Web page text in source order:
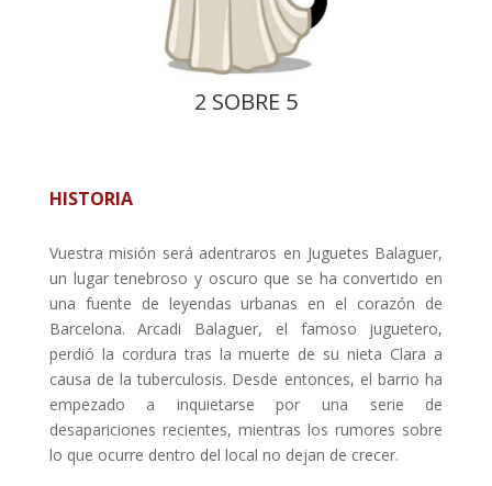
2 SOBRE 5
HISTORIA
Vuestra misión será adentraros en Juguetes Balaguer,
un lugar tenebroso y oscuro que se ha convertido en
una fuente de leyendas urbanas en el corazón de
Barcelona. Arcadi Balaguer, el famoso juguetero,
perdió la cordura tras la muerte de su nieta Clara a
causa de la tuberculosis. Desde entonces, el barrio ha
empezado a inquietarse por una serie de
desapariciones recientes, mientras los rumores sobre
lo que ocurre dentro del local no dejan de crecer.